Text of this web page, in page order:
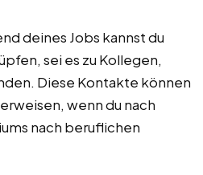
deines Jobs kannst du
sei es zu Kollegen,
Diese Kontakte können
wenn du nach
nach beruflichen